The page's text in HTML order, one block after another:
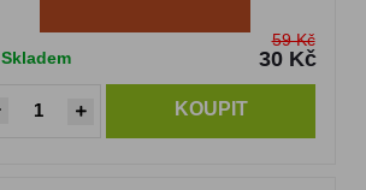
Skladem
59 Kč
30 Kč
KOUPIT